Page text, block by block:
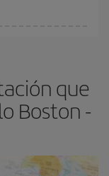
los vuelos con
podráselegir
que
Boston -